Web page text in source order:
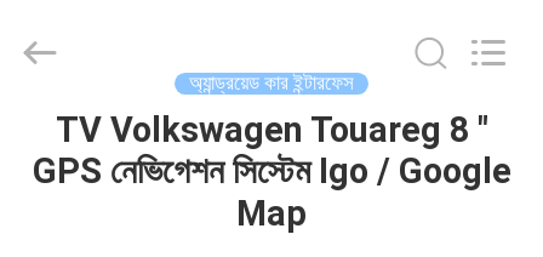
Electron
Co.,Ltd.
অ্যান্ড্রয়েড কার ইন্টারফেস
TV Volkswagen Touareg 8 "
GPS নেভিগেশন সিস্টেম Igo / Google
Map